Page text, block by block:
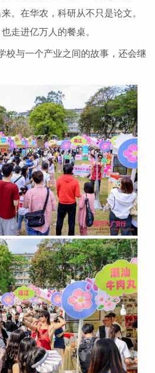
。在华农，科研从不只是论文。
走进亿万人的餐桌。
校与一个产业之间的故事，还会继